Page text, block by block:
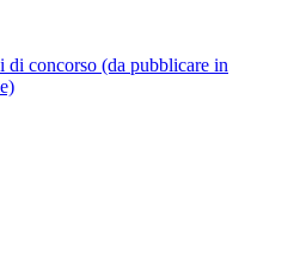
di concorso (da pubblicare in